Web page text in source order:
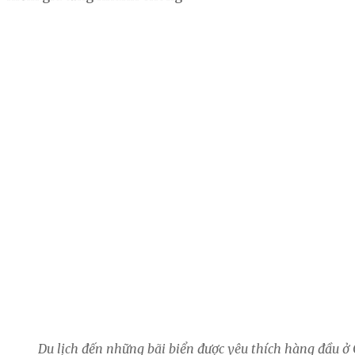
Du lịch đến những bãi biển được yêu thích hàng đầu ở